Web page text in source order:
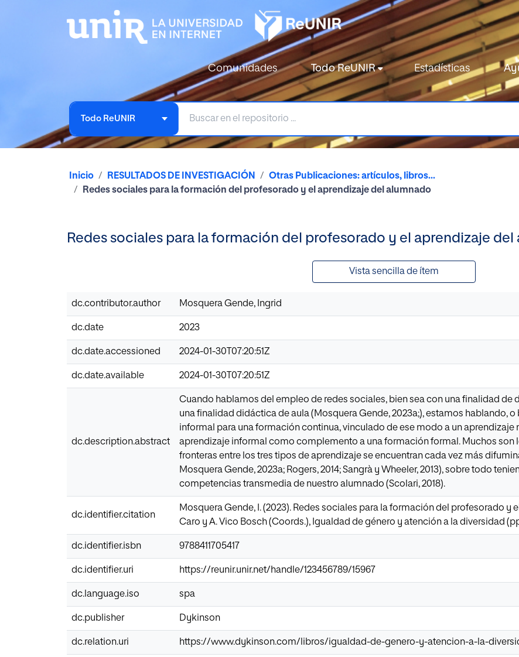
Comunidades Todo ReUNIR Estadísticas
Todo ReUNIR
Inicio RESULTADOS DE INVESTIGACIÓN
Otras Publicaciones: artículos, libros...
Redes sociales para la formación del profesorado y el aprendizaje del alumnado
Redes sociales para la formación del profesorado y el aprendizaje del
Vista sencilla de ítem
dc.contributor.author Mosquera Gende, Ingrid
dc.date 2023
dc.date.accessioned 2024-01-30T07:20:51Z
dc.date.available 2024-01-30T07:20:51Z
dc.description.abstract
Cuando hablamos del empleo de redes sociales, bien sea con una finalidad
una finalidad didáctica de aula (Mosquera Gende, 2023a;), estamos hablando,
informal para una formación continua, vinculado de ese modo a un aprendizaje
aprendizaje informal como complemento a una formación formal. Muchos son
fronteras entre los tres tipos de aprendizaje se encuentran cada vez más
Mosquera Gende, 2023a; Rogers, 2014; Sangrà y Wheeler, 2013), sobre todo
competencias transmedia de nuestro alumnado (Scolari, 2018).
dc.identifier.citation
Mosquera Gende, I. (2023). Redes sociales para la formación del profesorado y
Caro y A. Vico Bosch (Coords.), Igualdad de género y atención a la diversidad
dc.identifier.isbn 9788411705417
dc.identifier.uri https://reunir.unir.net/handle/123456789/15967
dc.language.iso spa
dc.publisher Dykinson
dc.relation.uri https://www.dykinson.com/libros/igualdad-de-genero-y-atencion-a-la-